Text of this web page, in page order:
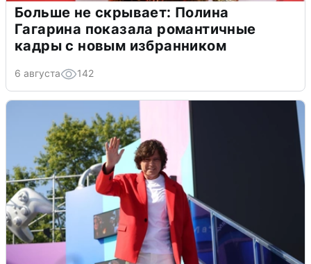
Больше не скрывает: Полина
Гагарина показала романтичные
кадры с новым избранником
6 августа 142